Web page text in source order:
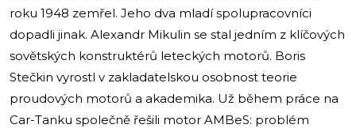
roku 1948 zemřel. Jeho dva mladí spolupracovníci
dopadli jinak. Alexandr Mikulin se stal jedním z klíčových
sovětských konstruktérů leteckých motorů. Boris
Stečkin vyrostl v zakladatelskou osobnost teorie
proudových motorů a akademika. Už během práce na
Car-Tanku společně řešili motor AMBeS: problém